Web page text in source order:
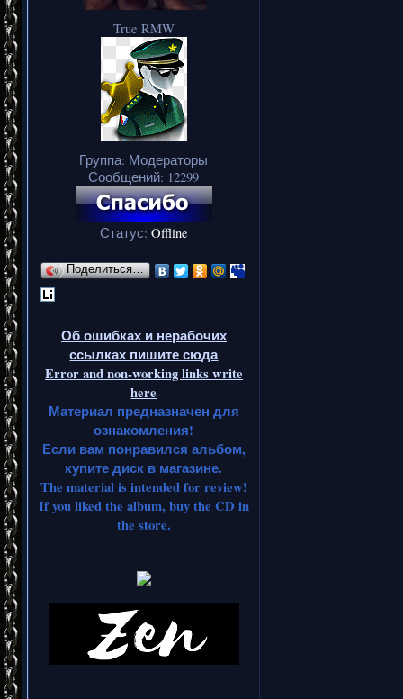
True RMW
Группа: Модераторы
Сообщений: 12299
Статус: Offline
Поделиться…
Об ошибках и нерабочих
ссылках пишите сюда
Error and non-working links write
here
Материал предназначен для
ознакомления!
Если вам понравился альбом,
купите диск в магазине.
The material is intended for review!
If you liked the album, buy the CD in
the store.